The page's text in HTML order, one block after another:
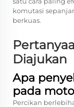
komutasi
berkuas.
Diajukan
Apa
pada
Percikan